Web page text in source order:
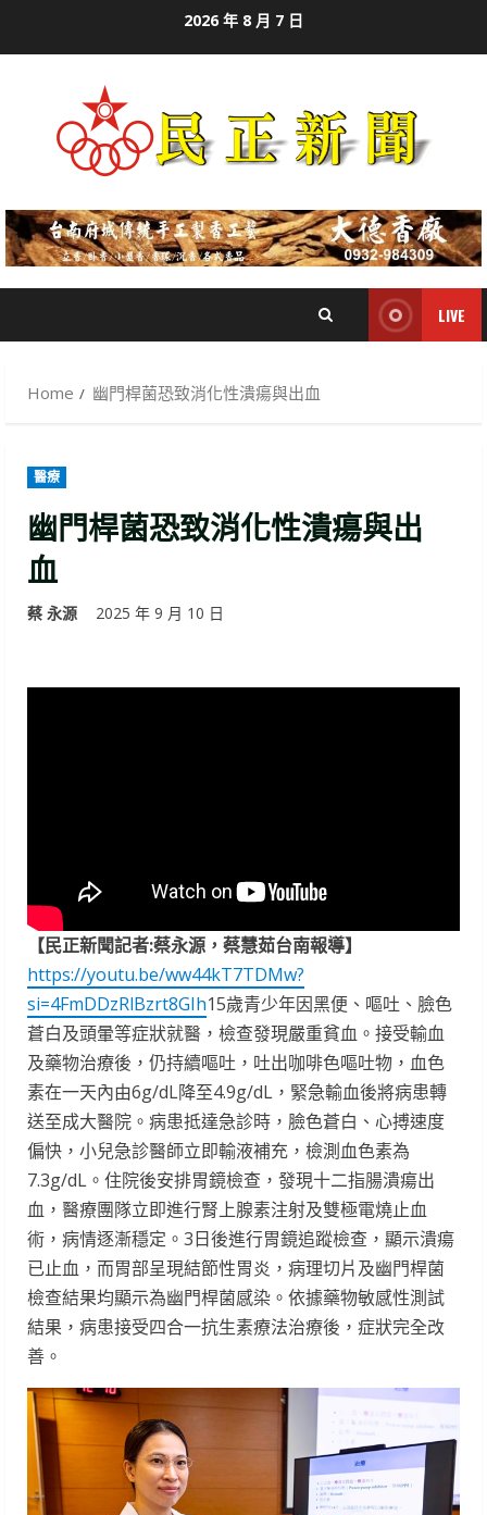
2026 年 8 月 7 日
LIVE
Home 幽門桿菌恐致消化性潰瘍與出血
醫療
幽門桿菌恐致消化性潰瘍與出
血
蔡 永源 2025 年 9 月 10 日
【民正新聞記者:蔡永源，蔡慧茹台南報導】
https://youtu.be/ww44kT7TDMw?
si=4FmDDzRlBzrt8GIh15歲青少年因黑便、嘔吐、臉色
蒼白及頭暈等症狀就醫，檢查發現嚴重貧血。接受輸血
及藥物治療後，仍持續嘔吐，吐出咖啡色嘔吐物，血色
素在一天內由6g/dL降至4.9g/dL，緊急輸血後將病患轉
送至成大醫院。病患抵達急診時，臉色蒼白、心搏速度
偏快，小兒急診醫師立即輸液補充，檢測血色素為
7.3g/dL。住院後安排胃鏡檢查，發現十二指腸潰瘍出
血，醫療團隊立即進行腎上腺素注射及雙極電燒止血
術，病情逐漸穩定。3日後進行胃鏡追蹤檢查，顯示潰瘍
已止血，而胃部呈現結節性胃炎，病理切片及幽門桿菌
檢查結果均顯示為幽門桿菌感染。依據藥物敏感性測試
結果，病患接受四合一抗生素療法治療後，症狀完全改
善。